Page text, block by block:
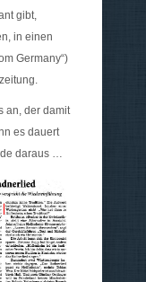
gibt,
in einen
Germany“)
an, der damit
es dauert
daraus …